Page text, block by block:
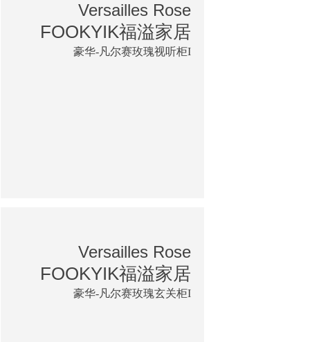
Versailles Rose
FOOKYIK福溢家居
豪华-凡尔赛玫瑰视听柜I
Versailles Rose
FOOKYIK福溢家居
豪华-凡尔赛玫瑰玄关柜I